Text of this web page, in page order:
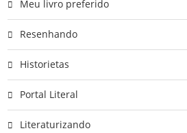
Meu livro preferido
Resenhando
Historietas
Portal Literal
Literaturizando